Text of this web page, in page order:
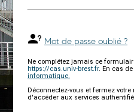
Mot de passe oublié ?
Ne complétez jamais ce
https://cas.univ-brest.fr. En cas
informatique.
Déconnectez-vous et fermez
d'accéder aux services